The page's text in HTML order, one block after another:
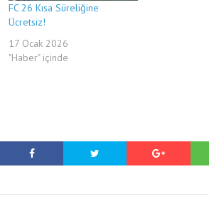
FC 26 Kısa Süreliğine
Ücretsiz!
17 Ocak 2026
"Haber" içinde